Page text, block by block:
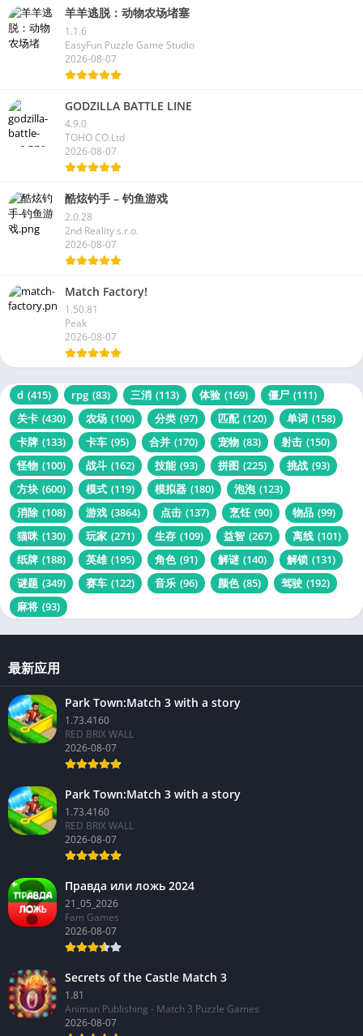
羊羊逃脱：动物农场堵塞
1.1.6
EasyFun Puzzle Game Studio
2026-08-07
GODZILLA BATTLE LINE
4.9.0
TOHO CO.Ltd
2026-08-07
酷炫钓手 – 钓鱼游戏
2.0.28
2nd Reality s.r.o.
2026-08-07
Match Factory!
1.50.81
Peak
2026-08-07
d (415) rpg (83) 三消 (113) 体验 (169) 僵尸 (111)
关卡 (430) 农场 (100) 分类 (97) 匹配 (120) 单词 (158)
卡牌 (133) 卡车 (95) 合并 (170) 宠物 (83) 射击 (150)
怪物 (100) 战斗 (162) 技能 (93) 拼图 (225) 挑战 (93)
方块 (600) 模式 (119) 模拟器 (180) 泡泡 (123)
消除 (108) 游戏 (3864) 点击 (137) 烹饪 (90) 物品 (99)
猫咪 (130) 玩家 (271) 生存 (109) 益智 (267) 离线 (101)
纸牌 (188) 英雄 (195) 角色 (91) 解谜 (140) 解锁 (131)
谜题 (349) 赛车 (122) 音乐 (96) 颜色 (85) 驾驶 (192)
麻将 (93)
最新应用
Park Town:Match 3 with a story
1.73.4160
RED BRIX WALL
2026-08-07
Park Town:Match 3 with a story
1.73.4160
RED BRIX WALL
2026-08-07
Правда или ложь 2024
21_05_2026
Fam Games
2026-08-07
Secrets of the Castle Match 3
1.81
Animan Publishing - Match 3 Puzzle Games
2026-08-07